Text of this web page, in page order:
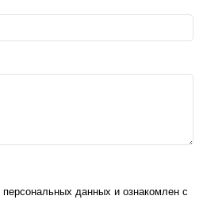
данных и ознакомлен с